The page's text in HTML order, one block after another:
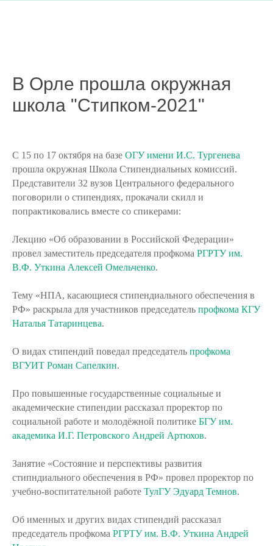
В Орле прошла окружная
школа "Стипком-2021"
С 15 по 17 октября на базе ОГУ имени И.С. Тургенева
прошла окружная Школа Стипендиальных комиссий.
Представители 32 вузов Центрального федерального
поговорили о стипендиях, прокачали скилл и
попрактиковались вместе со спикерами:
Лекцию «Об образовании в Российской Федерации»
провел заместитель председателя профкома РГРТУ им.
В.Ф. Уткина Алексей Омельченко.
Тему «НПА, касающиеся стипендиального обеспечения в
РФ» раскрыла для участников председатель профкома КГУ
Наталья Татаринцева.
О видах стипендий поведал председатель профкома
ВГУИТ Роман Сапелкин.
Про повышенные государственные социальные и
академические стипендии рассказал проректор по
социальной работе и молодёжной политике БГУ им.
академика И.Г. Петровского Андрей Артюхов.
Занятие «Состояние и перспективы развития
стипндиального обеспечения в РФ» провел проректор по
учебно-воспитательной работе ТулГУ Эдуард Темнов.
Об именных и других видах стипендий рассказал
председатель профкома РГРТУ им. В.Ф. Уткина Андрей